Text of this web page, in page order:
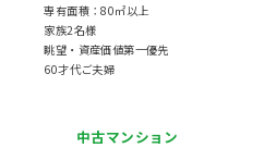
専有面積：80㎡以上
家族2名様
眺望・資産価値第一優先
60才代ご夫婦
中古マンション